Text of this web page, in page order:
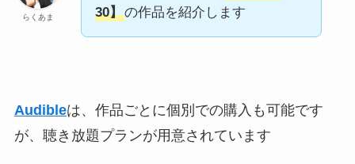
らくあま
30】の作品を紹介します
Audibleは、作品ごとに個別での購入も可能です
が、聴き放題プランが用意されています